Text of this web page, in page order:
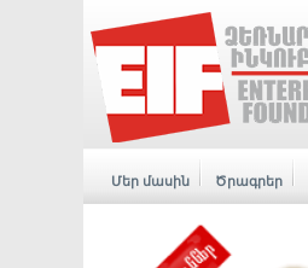
Մեր մասին Ծրագրեր